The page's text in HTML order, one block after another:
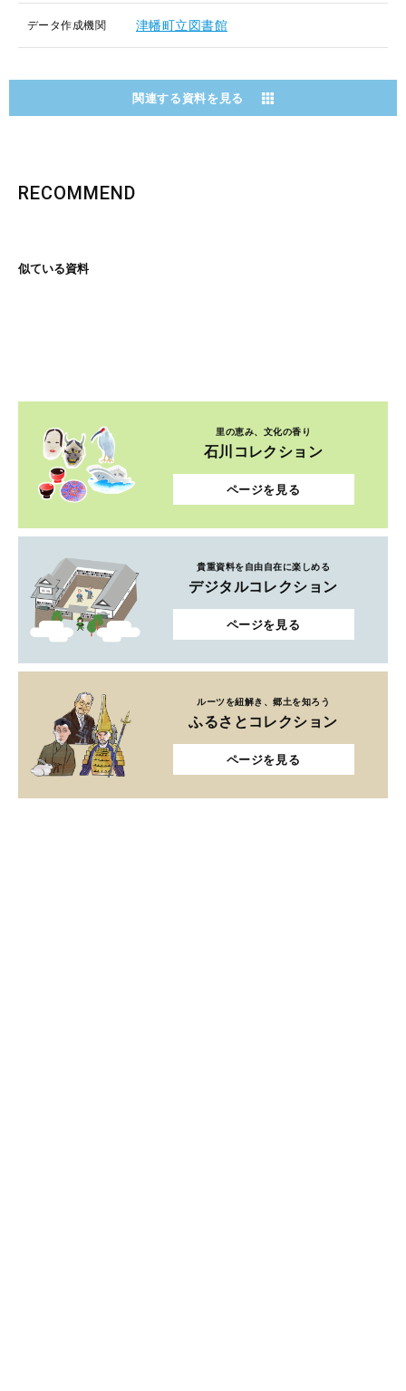
データ作成機関 津幡町立図書館
関連する資料を見る
RECOMMEND
似ている資料
里の恵み、文化の香り
石川コレクション
ページを見る
貴重資料を自由自在に楽しめる
デジタルコレクション
ページを見る
ルーツを紐解き、郷土を知ろう
ふるさとコレクション
ページを見る